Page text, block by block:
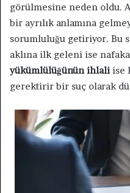
görülmesine neden oldu.
bir ayrılık anlamına
sorumluluğu getiriyor. Bu
aklına ilk geleni ise
yükümlülüğünün ihlali ise
gerektirir bir suç olarak